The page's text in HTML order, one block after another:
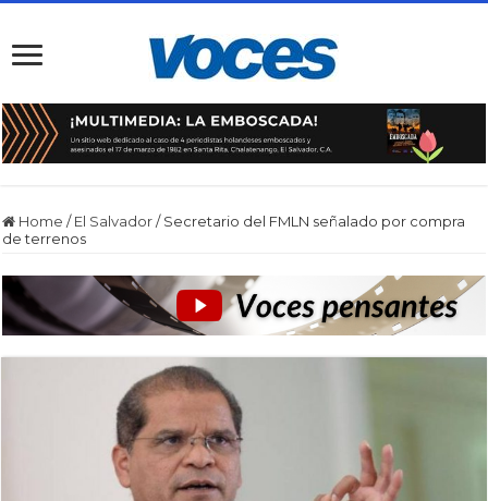
Home / El Salvador / Secretario del FMLN señalado por compra
de terrenos